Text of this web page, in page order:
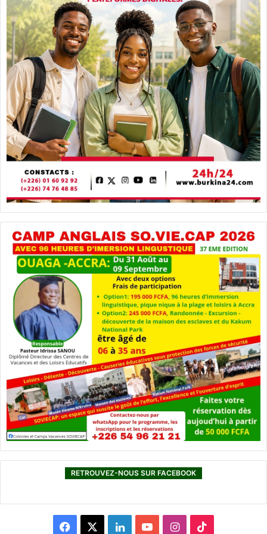
RETROUVEZ-NOUS SUR FACEBOOK
L
I